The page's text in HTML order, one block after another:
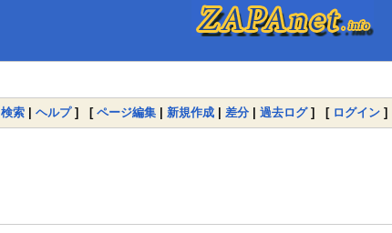
検索 | ヘルプ] [ ページ編集 | 新規作成 | 差分 | 過去ログ] [ ログイン ]